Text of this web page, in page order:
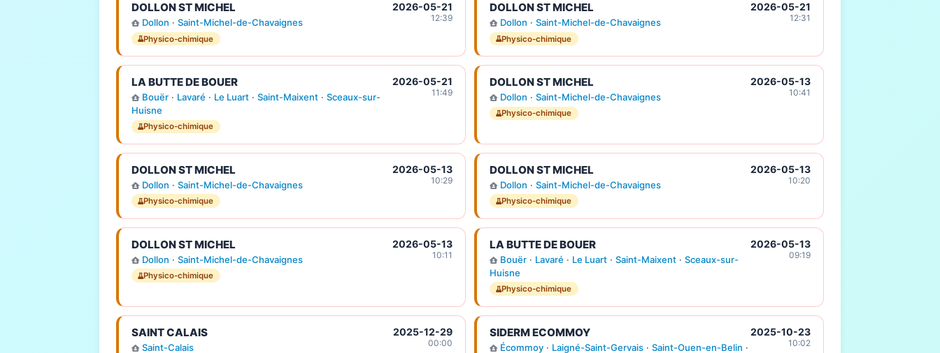
DOLLON ST MICHEL
Dollon · Saint-Michel-de-Chavaignes
Physico-chimique
2026-05-21
12:39
DOLLON ST MICHEL
Dollon · Saint-Michel-de-Chavaignes
Physico-chimique
2026-05-21
12:31
LA BUTTE DE BOUER
Bouër· Lavaré · Le Luart· Saint-Maixent· Sceaux-sur-
Huisne
Physico-chimique
2026-05-21
11:49
DOLLON ST MICHEL
Dollon · Saint-Michel-de-Chavaignes
Physico-chimique
2026-05-13
10:41
DOLLON ST MICHEL
Dollon · Saint-Michel-de-Chavaignes
Physico-chimique
2026-05-13
10:29
DOLLON ST MICHEL
Dollon · Saint-Michel-de-Chavaignes
Physico-chimique
2026-05-13
10:20
DOLLON ST MICHEL
Dollon · Saint-Michel-de-Chavaignes
Physico-chimique
2026-05-13
10:11
LA BUTTE DE BOUER
Bouër· Lavaré · Le Luart· Saint-Maixent· Sceaux-sur-
Huisne
Physico-chimique
2026-05-13
09:19
SAINT CALAIS
Saint-Calais
2025-12-29
00:00
SIDERM ECOMMOY
Écommoy· Laigné-Saint-Gervais· Saint-Ouen-en-Belin ·
2025-10-23
10:02